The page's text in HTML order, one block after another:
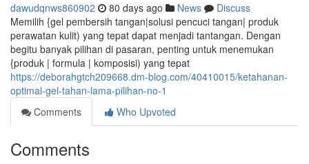
dawudqnws860902 80 days ago News
Discuss
Memilih {gel pembersih tangan|solusi pencuci tangan| produk
perawatan kulit) yang tepat dapat menjadi tantangan. Dengan
begitu banyak pilihan di pasaran, penting untuk menemukan
{produk | formula | komposisi) yang tepat
https://deborahgtch209668.dm-blog.com/40410015/ketahanan-
optimal-gel-tahan-lama-pilihan-no-1
Comments
Who Upvoted
Comments